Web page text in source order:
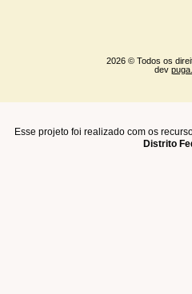
2026 © Todos os
dev
Esse projeto foi realizado com os
Distrito